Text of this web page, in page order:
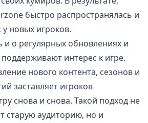
быстро распространялась и
новых игроков.
и о регулярных обновлениях и
интерес к игре.
нового контента, сезонов и
заставляет игроков
снова и снова. Такой подход не
старую аудиторию, но и